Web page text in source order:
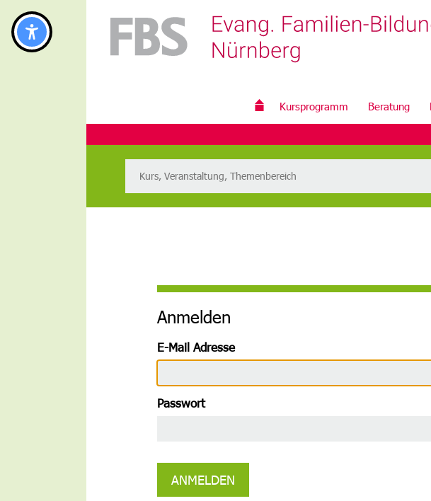
Kursprogramm Beratung
Anmelden
E-Mail Adresse
Passwort
ANMELDEN